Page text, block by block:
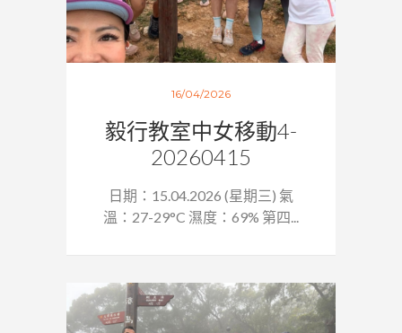
16/04/2026
毅行教室中女移動4-
20260415
日期：15.04.2026 (星期三) 氣
溫：27-29°C 濕度：69% 第四...